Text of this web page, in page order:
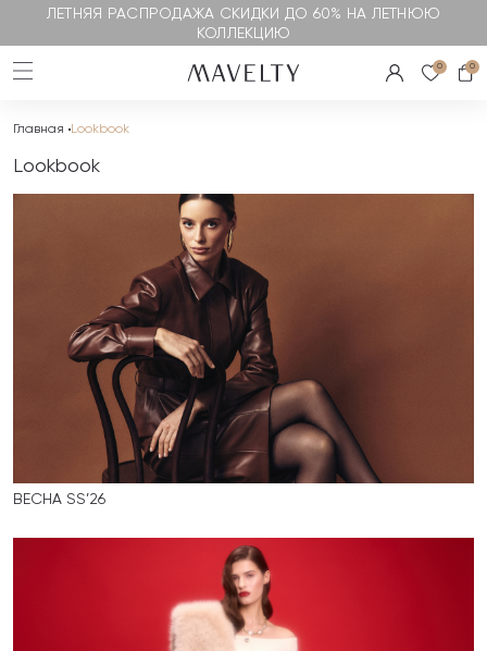
ЛЕТНЯЯ РАСПРОДАЖА СКИДКИ ДО 60% НА ЛЕТНЮЮ
КОЛЛЕКЦИЮ
0 0
Главная Lookbook
Lookbook
ВЕСНА SS’26